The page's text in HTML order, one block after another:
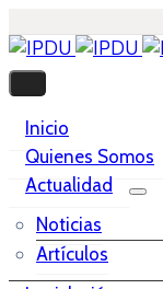
Inicio
Quienes Somos
Actualidad
Noticias
Artículos